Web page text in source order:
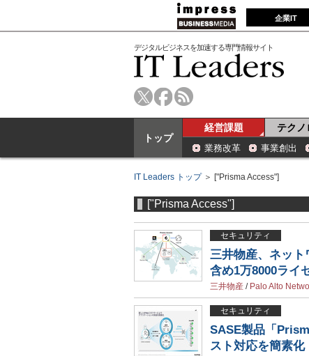
企業IT
デジタルビジネスを加速する専門情報サイト
トップ
経営課題 テクノ
業務改革 事業創出
IT Leaders トップ＞ ["Prisma Access"]
["Prisma Access"]
セキュリティ
三井物産、ネッ
含め1万8000ライ
三井物産 / Palo Alto
セキュリティ
SASE製品「
スト対応を簡素化